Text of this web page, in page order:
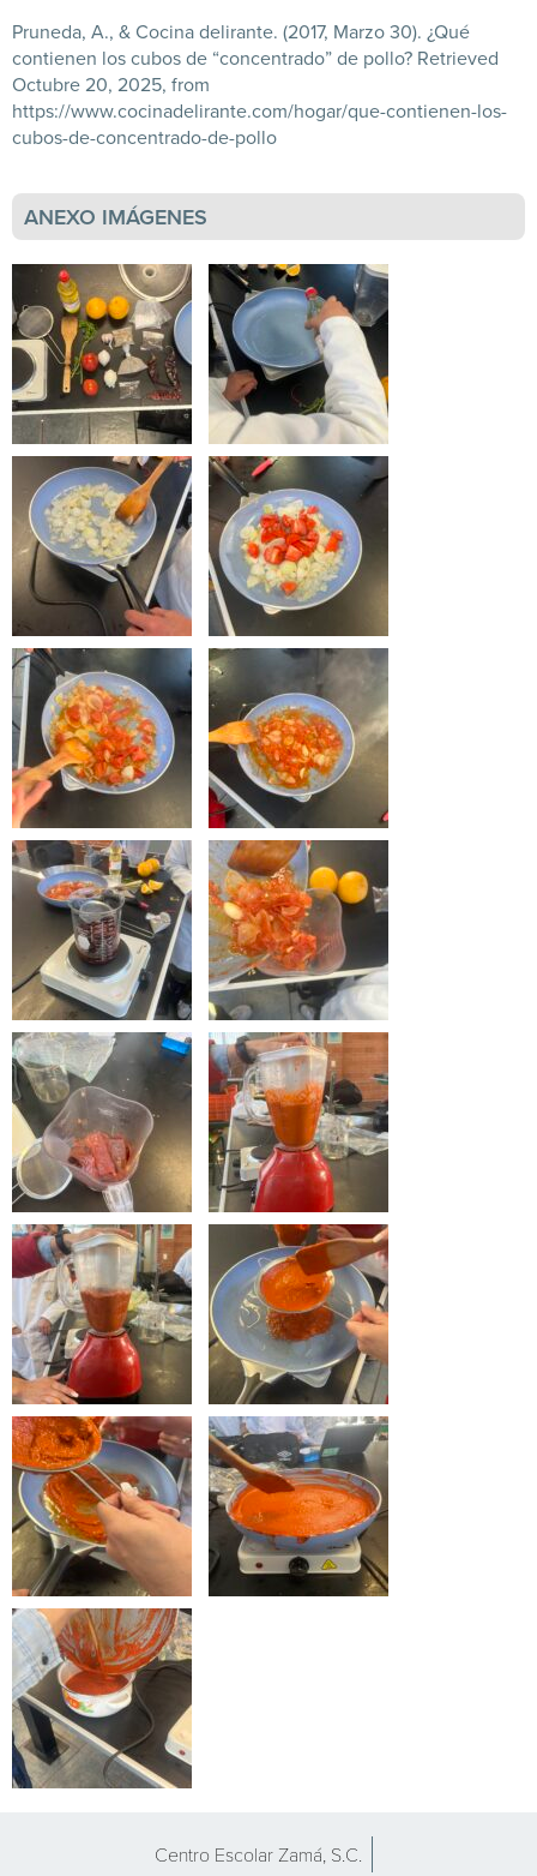
Pruneda, A., & Cocina delirante. (2017, Marzo 30). ¿Qué
contienen los cubos de “concentrado” de pollo? Retrieved
Octubre 20, 2025, from
https://www.cocinadelirante.com/hogar/que-contienen-los-
cubos-de-concentrado-de-pollo
ANEXO IMÁGENES
Centro Escolar Zamá, S.C.